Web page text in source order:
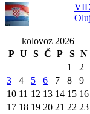
kolovoz 2026
P U S Č P S N
1
2
3
4 5 6 7 8
9
10 11 12 13 14 15 16
17 18 19 20 21 22 23